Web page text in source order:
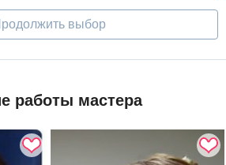
выбор
работы мастера